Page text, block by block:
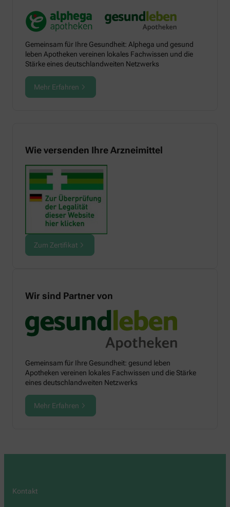
Gemeinsam für Ihre Gesundheit: Alphega und gesund
leben Apotheken vereinen lokales Fachwissen und die
Stärke eines deutschlandweiten Netzwerks
Mehr Erfahren
Wie versenden Ihre Arzneimittel
Zum Zertifikat
Wir sind Partner von
Gemeinsam für Ihre Gesundheit: gesund leben
Apotheken vereinen lokales Fachwissen und die Stärke
eines deutschlandweiten Netzwerks
Mehr Erfahren
Kontakt